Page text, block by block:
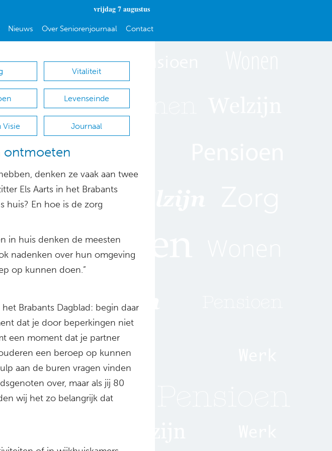
vrijdag 7 augustus
Nieuws Over Seniorenjournaal Contact
Vitaliteit
Levenseinde
Visie Journaal
ontmoeten
denken ze vaak aan twee
Els Aarts in het Brabants
huis? En hoe is de zorg
in huis denken de meesten
nadenken over hun omgeving
op kunnen doen.”
Brabants Dagblad: begin daar
dat je door beperkingen niet
een moment dat je partner
een beroep op kunnen
aan de buren vragen vinden
over, maar als jij 80
wij het zo belangrijk dat